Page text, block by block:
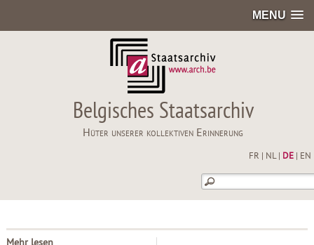
MENU
Belgisches Staatsarchiv
Hüter unserer kollektiven Erinnerung
FR NL| DE| EN